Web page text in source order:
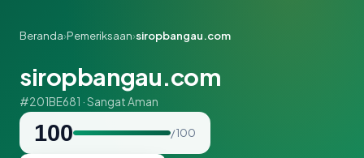
Beranda›Pemeriksaan›siropbangau.com
siropbangau.com
#201BE681 · Sangat Aman
100 / 100